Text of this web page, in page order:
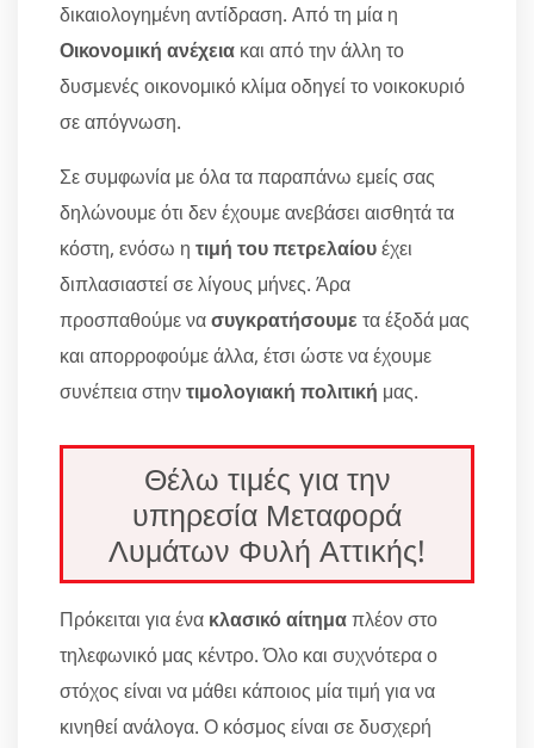
δικαιολογημένη αντίδραση. Από τη μία η
Οικονομική ανέχεια και από την άλλη το
δυσμενές οικονομικό κλίμα οδηγεί το νοικοκυριό
σε απόγνωση.
Σε συμφωνία με όλα τα παραπάνω εμείς σας
δηλώνουμε ότι δεν έχουμε ανεβάσει αισθητά τα
κόστη, ενόσω η τιμή του πετρελαίουέχει
διπλασιαστεί σε λίγους μήνες. Άρα
προσπαθούμε νασυγκρατήσουμε τα έξοδά μας
και απορροφούμε άλλα, έτσι ώστε να έχουμε
συνέπεια στηντιμολογιακή πολιτική μας.
Θέλω τιμές για την
υπηρεσία Μεταφορά
Λυμάτων Φυλή Αττικής!
Πρόκειται για ένα κλασικό αίτημαπλέον στο
τηλεφωνικό μας κέντρο. Όλο και συχνότερα ο
στόχος είναι να μάθει κάποιος μία τιμή για να
κινηθεί ανάλογα. Ο κόσμος είναι σε δυσχερή